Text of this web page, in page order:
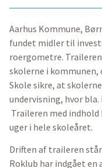
Aarhus Kommune,
fundet midler til
roergometre.
skolerne i kommunen,
Skole sikre, at
undervisning, hvor
Traileren med indhold
uger i hele skoleåret.
Driften af traileren
Roklub har indgået en